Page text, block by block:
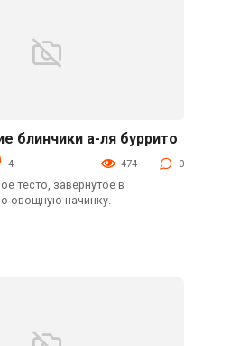
блинчики а-ля буррито
4 474 0
тесто, завернутое в
овощную начинку.